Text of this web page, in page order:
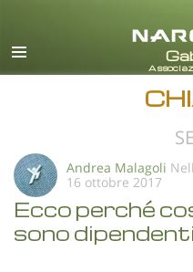
Andrea Malagoli
16 ottobre 2017
Ecco perché
sono